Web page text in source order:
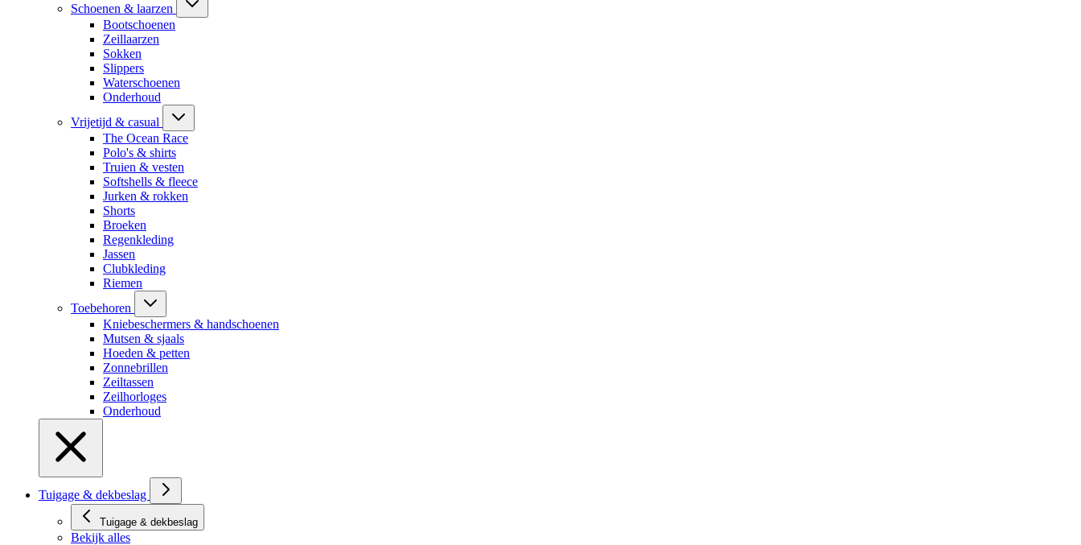
Schoenen & laarzen
Bootschoenen
Zeillaarzen
Sokken
Slippers
Waterschoenen
Onderhoud
Vrijetijd & casual
The Ocean Race
Polo's & shirts
Truien & vesten
Softshells & fleece
Jurken & rokken
Shorts
Broeken
Regenkleding
Jassen
Clubkleding
Riemen
Toebehoren
Kniebeschermers & handschoenen
Mutsen & sjaals
Hoeden & petten
Zonnebrillen
Zeiltassen
Zeilhorloges
Onderhoud
Tuigage & dekbeslag
Tuigage & dekbeslag
Bekijk alles